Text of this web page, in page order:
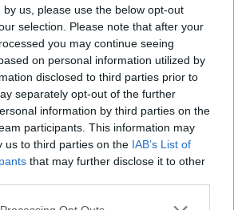
us, please use the below opt-out
selection. Please note that after your
you may continue seeing
on personal information utilized by
disclosed to third parties prior to
separately opt-out of the further
information by third parties on the
participants. This information may
us to third parties on the IAB’s List of
that may further disclose it to other
Konstytucji, ale nie całej
nie do opanowania